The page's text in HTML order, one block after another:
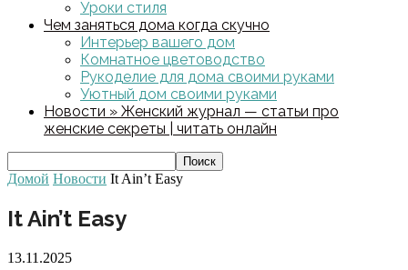
Уроки стиля
Чем заняться дома когда скучно
Интерьер вашего дом
Комнатное цветоводство
Рукоделие для дома своими руками
Уютный дом своими руками
Новости » Женский журнал — статьи про
женские секреты | читать онлайн
Домой Новости It Ain’t Easy
It Ain’t Easy
13.11.2025